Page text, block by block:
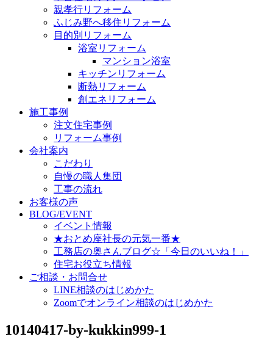
親孝行リフォーム
ふじみ野へ移住リフォーム
目的別リフォーム
浴室リフォーム
マンション浴室
キッチンリフォーム
断熱リフォーム
創エネリフォーム
施工事例
注文住宅事例
リフォーム事例
会社案内
こだわり
自慢の職人集団
工事の流れ
お客様の声
BLOG/EVENT
イベント情報
★おとめ座社長の元気一番★
工務店の奥さんブログ☆「今日のいいね！」
住宅お役立ち情報
ご相談・お問合せ
LINE相談のはじめかた
Zoomでオンライン相談のはじめかた
10140417-by-kukkin999-1